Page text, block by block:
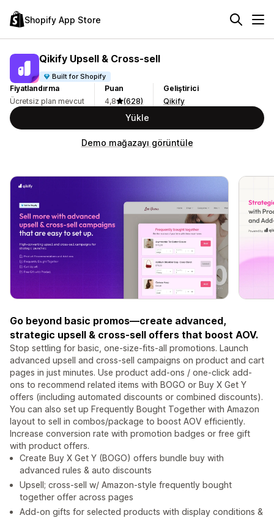
Shopify App Store
Qikify Upsell & Cross‑sell
Built for Shopify
Fiyatlandırma
Ücretsiz plan mevcut
Puan
4,8
(628)
Geliştirici
Qikify
Yükle
Demo mağazayı görüntüle
Go beyond basic promos—create advanced,
strategic upsell & cross-sell offers that boost AOV.
Stop settling for basic, one-size-fits-all promotions. Launch
advanced upsell and cross-sell campaigns on product and cart
pages in just minutes. Use product add-ons / one-click add-
ons to recommend related items with BOGO or Buy X Get Y
offers (including automated discounts or combined discounts).
You can also set up Frequently Bought Together with Amazon
layout to sell in combos/package to boost AOV efficiently.
Increase conversion rate with promotion badges or free gift
with product offers.
Create Buy X Get Y (BOGO) offers bundle buy with
advanced rules & auto discounts
Upsell; cross-sell w/ Amazon-style frequently bought
together offer across pages
Add-on gifts for selected products with display conditions &